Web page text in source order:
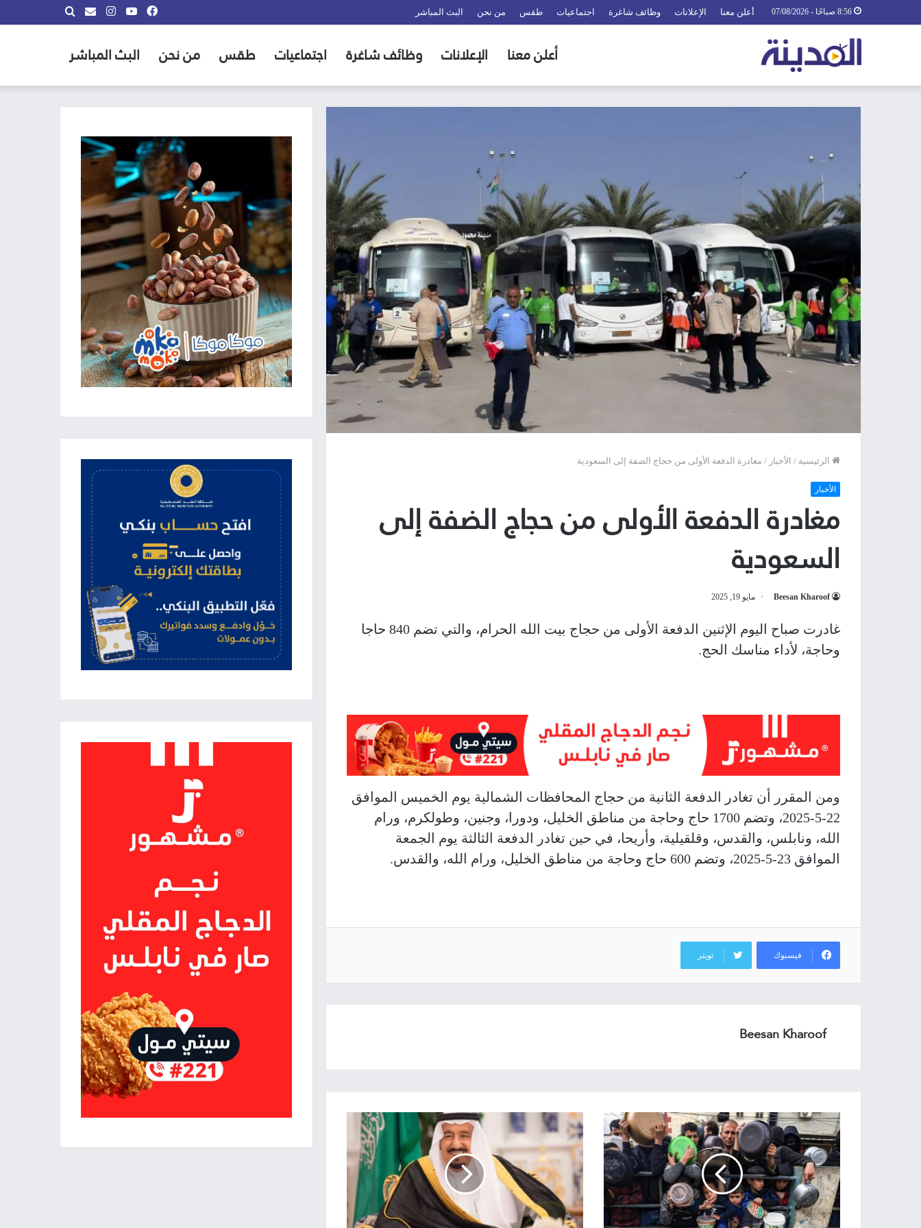
أعلن معنا الإعلانات وظائف شاغرة اجتماعيات طقس من نحن البث المباشر بحث
info@almadina.tvانستقراميوتيوب
فيسبوك
أعلن معنا الإعلانات وظائف شاغرة اجتماعيات طقس من نحن البث المباشر
الرئيسية / الأخبار / مغادرة الدفعة الأولى من حجاج الضفة إلى السعودية
الأخبار
مغادرة الدفعة الأولى من حجاج الضفة إلى
السعودية
Beesan Kharoof مايو 19, 2025
غادرت صباح اليوم الإثنين الدفعة الأولى من حجاج بيت الله الحرام، والتي تضم 840 حاجا
وحاجة، لأداء مناسك الحج.
ومن المقرر أن تغادر الدفعة الثانية من حجاج المحافظات الشمالية يوم الخميس الموافق
22-5-2025، وتضم 1700 حاج وحاجة من مناطق الخليل، ودورا، وجنين، وطولكرم، ورام
الله، ونابلس، والقدس، وقلقيلية، وأريحا، في حين تغادر الدفعة الثالثة يوم الجمعة
الموافق 23-5-2025، وتضم 600 حاج وحاجة من مناطق الخليل، ورام الله، والقدس.
فيسبوك تويتر
Beesan Kharoof